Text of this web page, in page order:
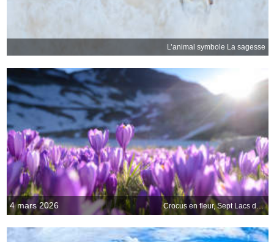
L’animal symbole La sagesse
4 mars 2026 Crocus en fleur, Sept Lacs de Rila, Bulgarie